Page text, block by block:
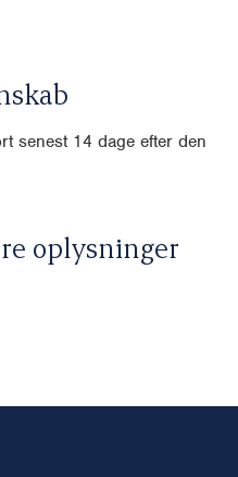
senest 14 dage efter den
oplysninger